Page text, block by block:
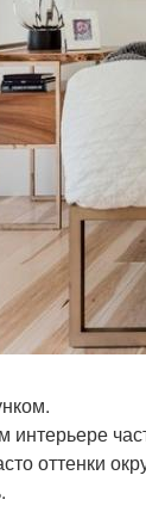
интерьере
оттенки